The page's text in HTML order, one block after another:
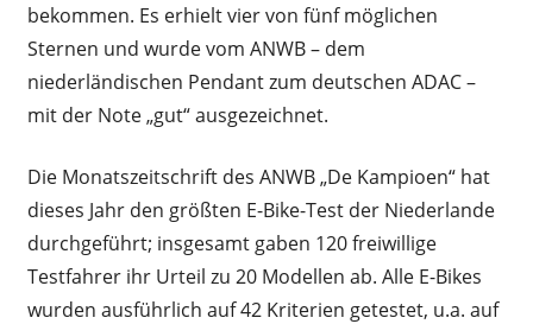
bekommen. Es erhielt vier von fünf möglichen
Sternen und wurde vom ANWB – dem
niederländischen Pendant zum deutschen ADAC –
mit der Note „gut“ ausgezeichnet.
Die Monatszeitschrift des ANWB „De Kampioen“ hat
dieses Jahr den größten E-Bike-Test der Niederlande
durchgeführt; insgesamt gaben 120 freiwillige
Testfahrer ihr Urteil zu 20 Modellen ab. Alle E-Bikes
wurden ausführlich auf 42 Kriterien getestet, u.a. auf